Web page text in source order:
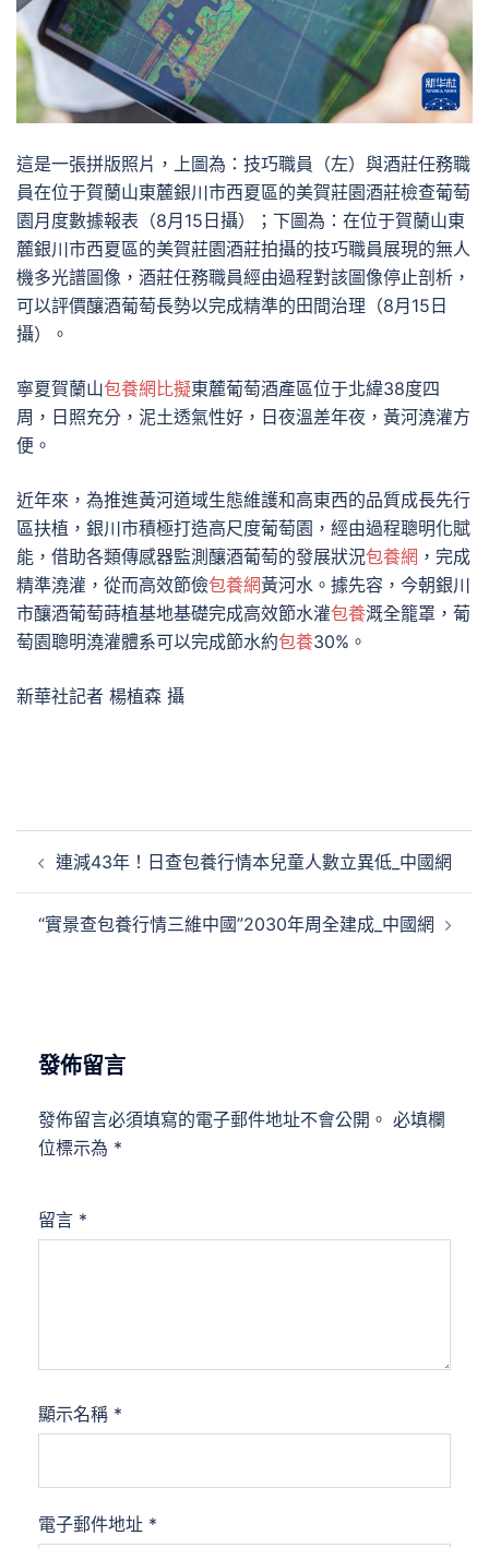
這是一張拼版照片，上圖為：技巧職員（左）與酒莊任務職
員在位于賀蘭山東麓銀川市西夏區的美賀莊園酒莊檢查葡萄
園月度數據報表（8月15日攝）；下圖為：在位于賀蘭山東
麓銀川市西夏區的美賀莊園酒莊拍攝的技巧職員展現的無人
機多光譜圖像，酒莊任務職員經由過程對該圖像停止剖析，
可以評價釀酒葡萄長勢以完成精準的田間治理（8月15日
攝）。
寧夏賀蘭山包養網比擬東麓葡萄酒產區位于北緯38度四
周，日照充分，泥土透氣性好，日夜溫差年夜，黃河澆灌方
便。
近年來，為推進黃河道域生態維護和高東西的品質成長先行
區扶植，銀川市積極打造高尺度葡萄園，經由過程聰明化賦
能，借助各類傳感器監測釀酒葡萄的發展狀況包養網 ，完成
精準澆灌，從而高效節儉包養網黃河水。據先容，今朝銀川
市釀酒葡萄蒔植基地基礎完成高效節水灌包養溉全籠罩，葡
萄園聰明澆灌體系可以完成節水約包養30%。
新華社記者 楊植森 攝
章
連減43年！日查包養行情本兒童人數立異低_中國網
“實景查包養行情三維中國”2030年周全建成_中國網
發佈留言
發佈留言必須填寫的電子郵件地址不會公開。 必填欄
位標示為 *
留言 *
顯示名稱 *
電子郵件地址 *